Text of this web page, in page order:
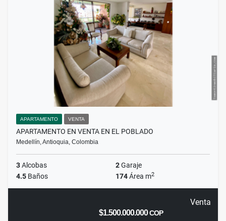
APARTAMENTO VENTA
APARTAMENTO EN VENTA EN EL POBLADO
Medellín, Antioquia, Colombia
3Alcobas 2Garaje
4.5 Baños 174Área m2
Venta
$1.500.000.000COP